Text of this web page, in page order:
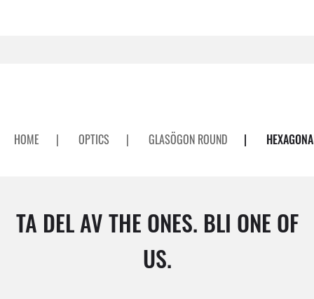
HOME | OPTICS | GLASÖGON ROUND |
TA DEL AV THE ONES. BLI ONE OF
US.